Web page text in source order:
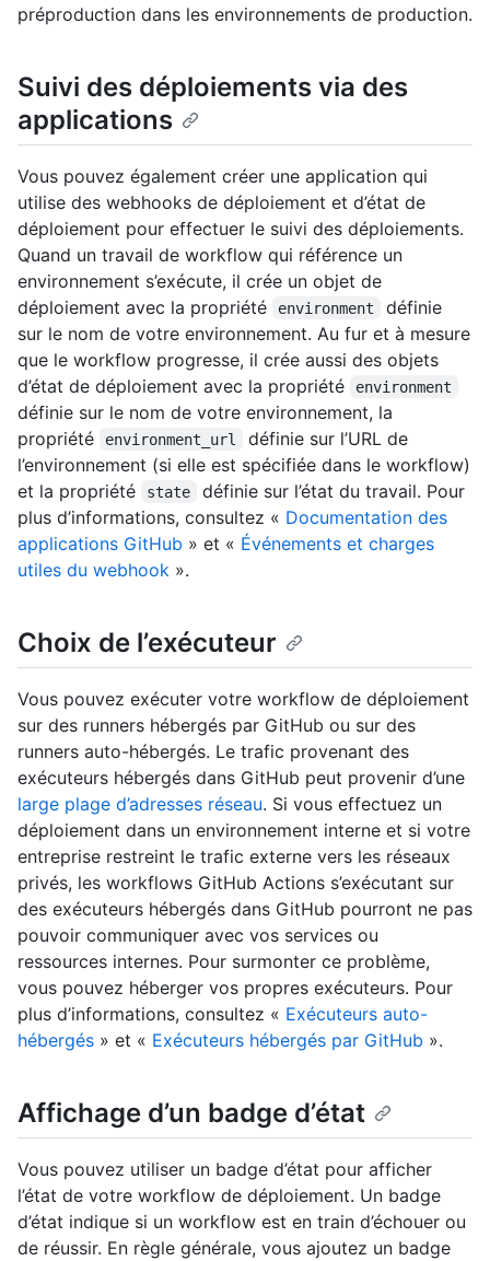
préproduction dans les environnements de production.
Suivi des déploiements via des
applications
Vous pouvez également créer une application qui
utilise des webhooks de déploiement et d’état de
déploiement pour effectuer le suivi des déploiements.
Quand un travail de workflow qui référence un
environnement s’exécute, il crée un objet de
déploiement avec la propriété
environment
définie
sur le nom de votre environnement. Au fur et à mesure
que le workflow progresse, il crée aussi des objets
d’état de déploiement avec la propriété
environment
définie sur le nom de votre environnement, la
propriété
environment_url
définie sur l’URL de
l’environnement (si elle est spécifiée dans le workflow)
et la propriété
state
définie sur l’état du travail. Pour
plus d’informations, consultez « Documentation des
applications GitHub » et « Événements et charges
utiles du webhook ».
Choix de l’exécuteur
Vous pouvez exécuter votre workflow de déploiement
sur des runners hébergés par GitHub ou sur des
runners auto-hébergés. Le trafic provenant des
exécuteurs hébergés dans GitHub peut provenir d’une
large plage d’adresses réseau. Si vous effectuez un
déploiement dans un environnement interne et si votre
entreprise restreint le trafic externe vers les réseaux
privés, les workflows GitHub Actions s’exécutant sur
des exécuteurs hébergés dans GitHub pourront ne pas
pouvoir communiquer avec vos services ou
ressources internes. Pour surmonter ce problème,
vous pouvez héberger vos propres exécuteurs. Pour
plus d’informations, consultez « Exécuteurs auto-
hébergés » et « Exécuteurs hébergés par GitHub ».
Affichage d’un badge d’état
Vous pouvez utiliser un badge d’état pour afficher
l’état de votre workflow de déploiement. Un badge
d’état indique si un workflow est en train d’échouer ou
de réussir. En règle générale, vous ajoutez un badge